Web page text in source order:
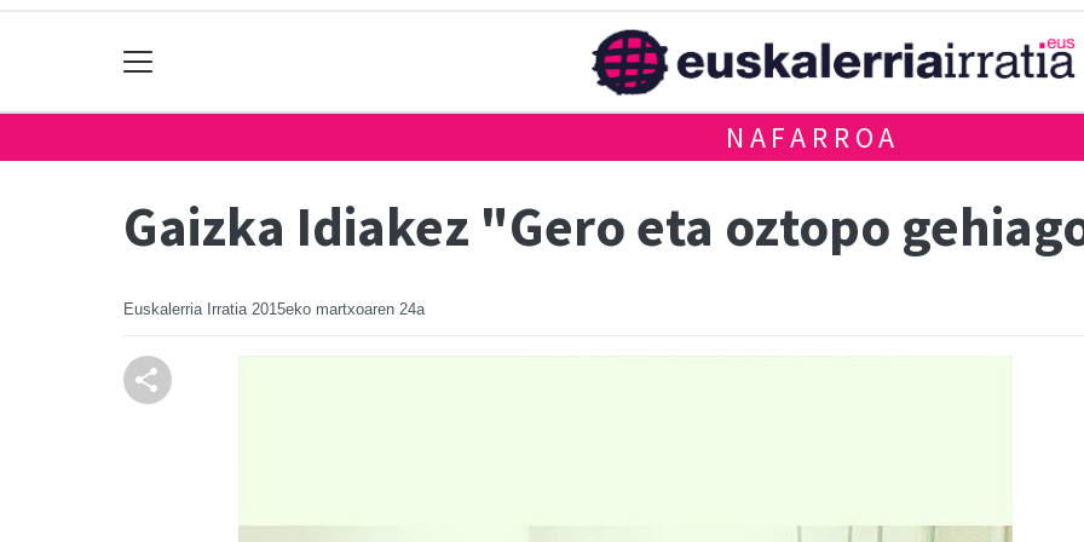
NAFARROA
Gaizka Idiakez "Gero eta oztopo
Euskalerria Irratia 2015eko martxoaren 24a